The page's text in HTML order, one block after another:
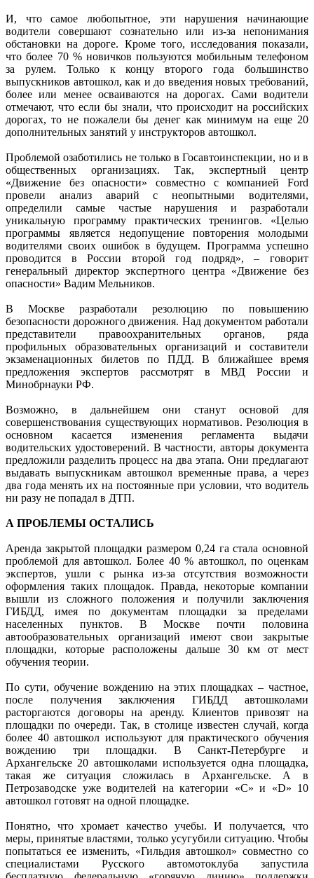
И, что самое любопытное, эти нарушения начинающие
водители совершают сознательно или из-за непонимания
обстановки на дороге. Кроме того, исследования показали,
что более 70 % новичков пользуются мобильным телефоном
за рулем. Только к концу второго года большинство
выпускников автошкол, как и до введения новых требований,
более или менее осваиваются на дорогах. Сами водители
отмечают, что если бы знали, что происходит на российских
дорогах, то не пожалели бы денег как минимум на еще 20
дополнительных занятий у инструкторов автошкол.
Проблемой озаботились не только в Госавтоинспекции, но и в
общественных организациях. Так, экспертный центр
«Движение без опасности» совместно с компанией Ford
провели анализ аварий с неопытными водителями,
определили самые частые нарушения и разработали
уникальную программу практических тренингов. «Целью
программы является недопущение повторения молодыми
водителями своих ошибок в будущем. Программа успешно
проводится в России второй год подряд», – говорит
генеральный директор экспертного центра «Движение без
опасности» Вадим Мельников.
В Москве разработали резолюцию по повышению
безопасности дорожного движения. Над документом работали
представители правоохранительных органов, ряда
профильных образовательных организаций и составители
экзаменационных билетов по ПДД. В ближайшее время
предложения экспертов рассмотрят в МВД России и
Минобрнауки РФ.
Возможно, в дальнейшем они станут основой для
совершенствования существующих нормативов. Резолюция в
основном касается изменения регламента выдачи
водительских удостоверений. В частности, авторы документа
предложили разделить процесс на два этапа. Они предлагают
выдавать выпускникам автошкол временные права, а через
два года менять их на постоянные при условии, что водитель
ни разу не попадал в ДТП.
А ПРОБЛЕМЫ ОСТАЛИСЬ
Аренда закрытой площадки размером 0,24 га стала основной
проблемой для автошкол. Более 40 % автошкол, по оценкам
экспертов, ушли с рынка из-за отсутствия возможности
оформления таких площадок. Правда, некоторые компании
вышли из сложного положения и получили заключения
ГИБДД, имея по документам площадки за пределами
населенных пунктов. В Москве почти половина
автообразовательных организаций имеют свои закрытые
площадки, которые расположены дальше 30 км от мест
обучения теории.
По сути, обучение вождению на этих площадках – частное,
после получения заключения ГИБДД автошколами
расторгаются договоры на аренду. Клиентов привозят на
площадки по очереди. Так, в столице известен случай, когда
более 40 автошкол используют для практического обучения
вождению три площадки. В Санкт-Петербурге и
Архангельске 20 автошколами используется одна площадка,
такая же ситуация сложилась в Архангельске. А в
Петрозаводске уже водителей на категории «C» и «D» 10
автошкол готовят на одной площадке.
Понятно, что хромает качество учебы. И получается, что
меры, принятые властями, только усугубили ситуацию. Чтобы
попытаться ее изменить, «Гильдия автошкол» совместно со
специалистами Русского автомотоклуба запустила